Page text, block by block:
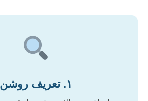
۱. تعریف روشن